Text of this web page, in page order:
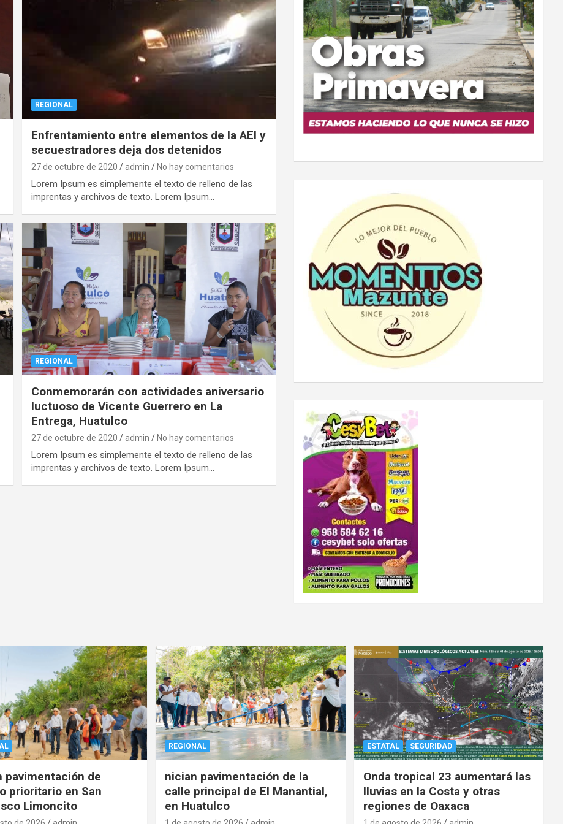
REGIONAL
Enfrentamiento entre elementos de la AEI y
secuestradores deja dos detenidos
27 de octubre de 2020 admin No hay comentarios
Lorem Ipsum es simplemente el texto de relleno de las
imprentas y archivos de texto. Lorem Ipsum…
REGIONAL
Conmemorarán con actividades aniversario
luctuoso de Vicente Guerrero en La
Entrega, Huatulco
27 de octubre de 2020 admin No hay comentarios
Lorem Ipsum es simplemente el texto de relleno de las
imprentas y archivos de texto. Lorem Ipsum…
pavimentación de
prioritario en San
Limoncito
REGIONAL
nician pavimentación de la
calle principal de El Manantial,
en Huatulco
ESTATAL SEGURIDAD
Onda tropical 23 aumentará las
lluvias en la Costa y otras
regiones de Oaxaca